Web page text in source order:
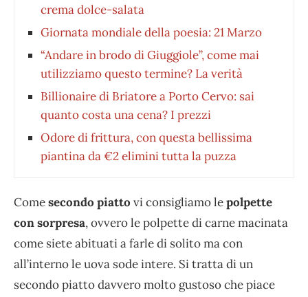
crema dolce-salata
Giornata mondiale della poesia: 21 Marzo
“Andare in brodo di Giuggiole”, come mai
utilizziamo questo termine? La verità
Billionaire di Briatore a Porto Cervo: sai
quanto costa una cena? I prezzi
Odore di frittura, con questa bellissima
piantina da €2 elimini tutta la puzza
Comesecondo piatto vi consigliamo lepolpette
con sorpresa, ovvero le polpette di carne macinata
come siete abituati a farle di solito ma con
all’interno le uova sode intere. Si tratta di un
secondo piatto davvero molto gustoso che piace